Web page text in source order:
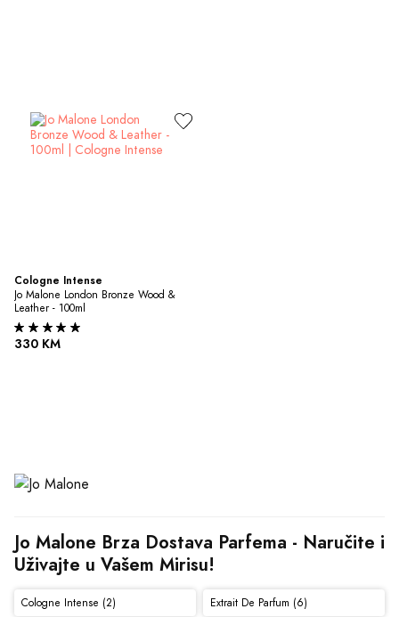
Cologne Intense
Jo Malone London Bronze Wood &
Leather - 100ml
330 KM
Jo Malone Brza Dostava Parfema - Naručite i
Uživajte u Vašem Mirisu!
Cologne Intense (2) Extrait De Parfum (6)